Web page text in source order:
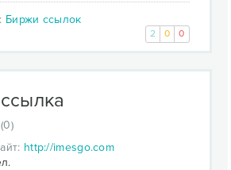
Биржи ссылок
2 0 0
http://imesgo.com